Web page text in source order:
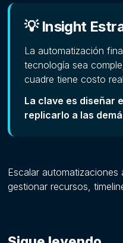
💡 Insight
La automatización
tecnología sea
cuadre tiene costo
La clave es diseñar
replicarlo a las
Escalar automatizaciones
gestionar recursos,